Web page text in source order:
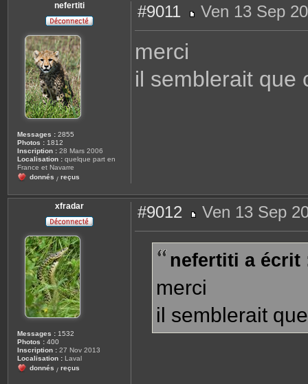
nefertiti
Messages : 2855
Photos : 1812
Inscription : 28 Mars 2006
Localisation : quelque part en
France et Navarre
donnés / reçus
#9011
e
Ven 13 Sep
merci
il semblerait que
xfradar
Messages : 1532
Photos : 400
Inscription : 27 Nov 2013
Localisation : Laval
donnés / reçus
#9012
e
a
g
Ven 13 Sep
nefertiti a écrit
merci
il semblerait